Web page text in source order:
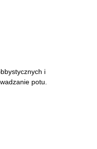
i
potu.